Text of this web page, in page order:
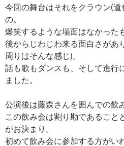
今回の舞台はそれをクラウン(
の。
爆笑するような場面はなかった
後からじわじわ来る面白さがあ
周りはそんな感じ)。
話も歌もダンスも、そして進行
ました。
公演後は藤森さんを囲んでの飲
この飲み会は割り勘であること
がお決まり。
初めて飲み会に参加する方がい